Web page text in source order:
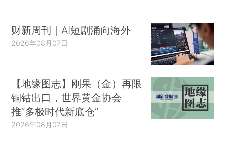
财新周刊｜AI短剧涌向海外
2026年08月07日
【地缘图志】刚果（金）再限
铜钴出口，世界黄金协会
推“多极时代新底仓”
2026年08月07日